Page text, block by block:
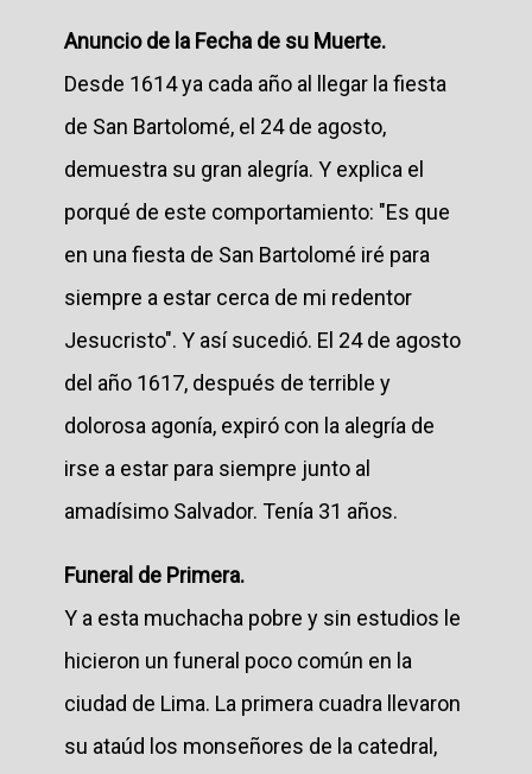
Anuncio de la Fecha de su Muerte.
Desde 1614 ya cada año al llegar la fiesta
de San Bartolomé, el 24 de agosto,
demuestra su gran alegría. Y explica el
porqué de este comportamiento: "Es que
en una fiesta de San Bartolomé iré para
siempre a estar cerca de mi redentor
Jesucristo". Y así sucedió. El 24 de agosto
del año 1617, después de terrible y
dolorosa agonía, expiró con la alegría de
irse a estar para siempre junto al
amadísimo Salvador. Tenía 31 años.
Funeral de Primera.
Y a esta muchacha pobre y sin estudios le
hicieron un funeral poco común en la
ciudad de Lima. La primera cuadra llevaron
su ataúd los monseñores de la catedral,